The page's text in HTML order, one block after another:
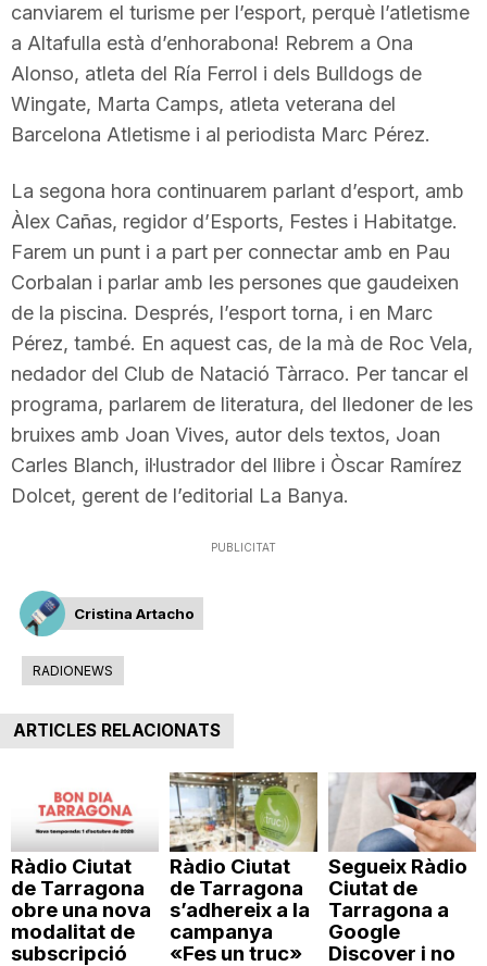
n
a
canviarem el turisme per l’esport, perquè l’atletisme
a Altafulla està d’enhorabona! Rebrem a Ona
Alonso, atleta del Ría Ferrol i dels Bulldogs de
Wingate, Marta Camps, atleta veterana del
Barcelona Atletisme i al periodista Marc Pérez.
La segona hora continuarem parlant d’esport, amb
Àlex Cañas, regidor d’Esports, Festes i Habitatge.
Farem un punt i a part per connectar amb en Pau
Corbalan i parlar amb les persones que gaudeixen
de la piscina. Després, l’esport torna, i en Marc
Pérez, també. En aquest cas, de la mà de Roc Vela,
nedador del Club de Natació Tàrraco. Per tancar el
programa, parlarem de literatura, del lledoner de les
bruixes amb Joan Vives, autor dels textos, Joan
Carles Blanch, il·lustrador del llibre i Òscar Ramírez
Dolcet, gerent de l’editorial La Banya.
PUBLICITAT
Cristina Artacho
RADIONEWS
ARTICLES RELACIONATS
Ràdio Ciutat
de Tarragona
obre una nova
modalitat de
subscripció
Ràdio Ciutat
de Tarragona
s’adhereix a la
campanya
«Fes un truc»
Segueix Ràdio
Ciutat de
Tarragona a
Google
Discover i no